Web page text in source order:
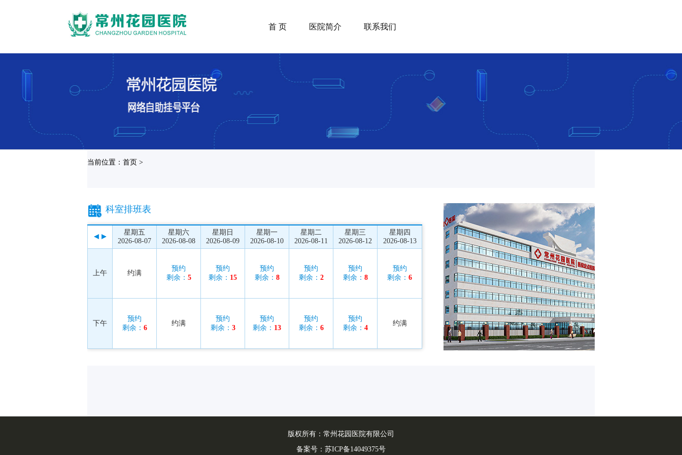
首 页 医院简介 联系我们
当前位置：首页 >
科室排班表
星期五
2026-08-07
星期六
2026-08-08
星期日
2026-08-09
星期一
2026-08-10
星期二
2026-08-11
星期三
2026-08-12
星期四
2026-08-13
上午 约满
预约
剩余： 5
预约
剩余： 15
预约
剩余： 8
预约
剩余： 2
预约
剩余： 8
预约
剩余： 6
下午
预约
剩余： 6
约满
预约
剩余： 3
预约
剩余： 13
预约
剩余： 6
预约
剩余： 4
约满
版权所有：常州花园医院有限公司
备案号： 苏ICP备14049375号